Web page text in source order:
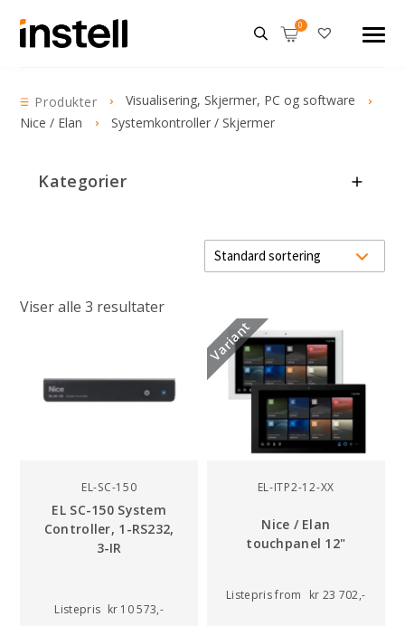
Produkter
Visualisering, Skjermer, PC og software
Nice / Elan
Systemkontroller / Skjermer
Kategorier
Viser alle 3 resultater
EL-SC-150
EL SC-150 System
Controller, 1-RS232,
3-IR
Listepris kr 10 573,-
Variant
EL-ITP2-12-XX
Nice / Elan
touchpanel 12"
Listeprisfrom kr 23 702,-